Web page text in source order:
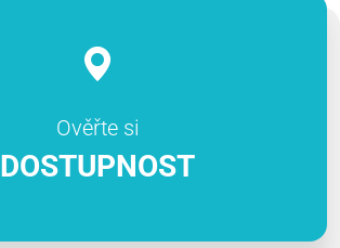
Ověřte si
DOSTUPNOST